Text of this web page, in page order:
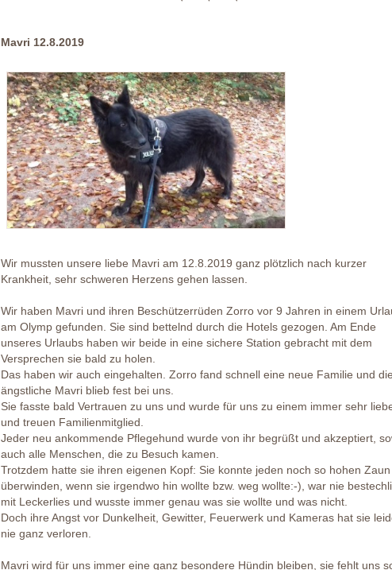
Mavri 12.8.2019
Wir mussten unsere liebe Mavri am 12.8.2019 ganz plötzlich nach kurzer
Krankheit, sehr schweren Herzens gehen lassen.
Wir haben Mavri und ihren Beschützerrüden Zorro vor 9 Jahren in einem
am Olymp gefunden. Sie sind bettelnd durch die Hotels gezogen. Am Ende
unseres Urlaubs haben wir beide in eine sichere Station gebracht mit dem
Versprechen sie bald zu holen.
Das haben wir auch eingehalten. Zorro fand schnell eine neue Familie und die
ängstliche Mavri blieb fest bei uns.
Sie fasste bald Vertrauen zu uns und wurde für uns zu einem immer sehr
und treuen Familienmitglied.
Jeder neu ankommende Pflegehund wurde von ihr begrüßt und akzeptiert,
auch alle Menschen, die zu Besuch kamen.
Trotzdem hatte sie ihren eigenen Kopf: Sie konnte jeden noch so hohen Zaun
überwinden, wenn sie irgendwo hin wollte bzw. weg wollte:-), war nie
mit Leckerlies und wusste immer genau was sie wollte und was nicht.
Doch ihre Angst vor Dunkelheit, Gewitter, Feuerwerk und Kameras hat sie
nie ganz verloren.
Mavri wird für uns immer eine ganz besondere Hündin bleiben, sie fehlt uns